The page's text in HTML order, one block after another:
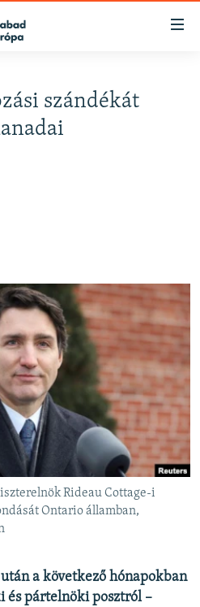
szándékát
Rideau Cottage-i
Ontario államban,
a következő hónapokban
és pártelnöki posztról –